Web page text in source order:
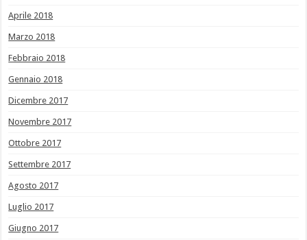
Aprile 2018
Marzo 2018
Febbraio 2018
Gennaio 2018
Dicembre 2017
Novembre 2017
Ottobre 2017
Settembre 2017
Agosto 2017
Luglio 2017
Giugno 2017